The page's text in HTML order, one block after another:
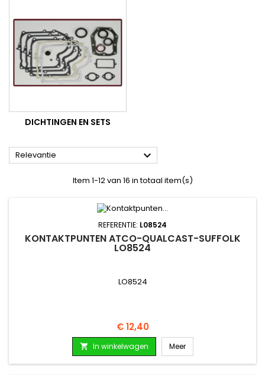
DICHTINGEN EN SETS
Relevantie 
Item 1-12 van 16 in totaal item(s)
REFERENTIE: L08524
KONTAKTPUNTEN ATCO-QUALCAST-SUFFOLK
LO8524
LO8524
Prijs
€ 12,40
 In winkelwagen Meer